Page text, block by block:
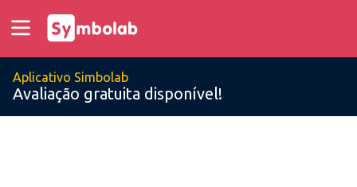
Aplicativo Simbolab
Avaliação gratuita disponível!